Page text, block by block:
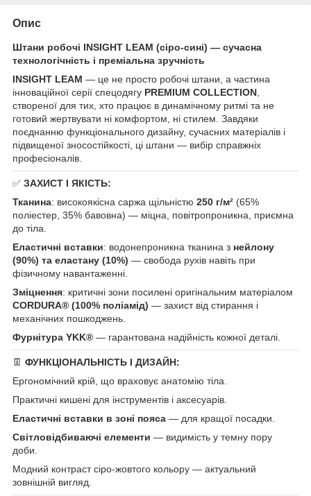
Опис
Штани робочі INSIGHT LEAM (сіро-сині) — сучасна
технологічність і преміальна зручність
INSIGHT LEAM — це не просто робочі штани, а частина
інноваційної серії спецодягу PREMIUM COLLECTION
створеної для тих, хто працює в динамічному ритмі та не
готовий жертвувати ні комфортом, ні стилем. Завдяки
поєднанню функціонального дизайну, сучасних матеріалів і
підвищеної зносостійкості, ці штани — вибір справжніх
професіоналів.
✅ ЗАХИСТ І ЯКІСТЬ:
Тканина: високоякісна саржа щільністю 250 г/м² (65%
поліестер, 35% бавовна) — міцна, повітропроникна, приємна
до тіла.
Еластичні вставки: водонепроникна тканина з нейлону
(90%) та еластану (10%) — свобода рухів навіть при
фізичному навантаженні.
Зміцнення: критичні зони посилені оригінальним матеріалом
CORDURA® (100% поліамід) — захист від стирання і
механічних пошкоджень.
Фурнітура YKK® — гарантована надійність кожної деталі.
👖 ФУНКЦІОНАЛЬНІСТЬ І ДИЗАЙН:
Ергономічний крій, що враховує анатомію тіла.
Практичні кишені для інструментів і аксесуарів.
Еластичні вставки в зоні пояса — для кращої посадки.
Світловідбиваючі елементи — видимість у темну пору
доби.
Модний контраст сіро-жовтого кольору — актуальний
зовнішній вигляд.